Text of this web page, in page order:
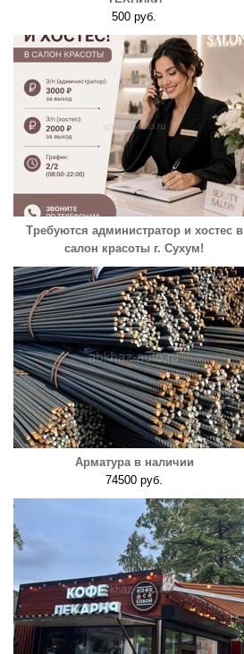
500 руб.
Требуются администратор и хостес в
салон красоты г. Сухум!
Арматура в наличии
74500 руб.